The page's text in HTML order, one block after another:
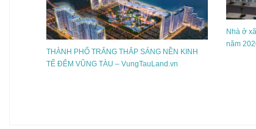
THÀNH PHỐ TRẮNG THẮP SÁNG NỀN KINH
TẾ ĐÊM VŨNG TÀU – VungTauLand.vn
Nhà ở
năm